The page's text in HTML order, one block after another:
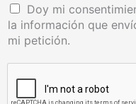
Doy mi
la información que
mi petición.